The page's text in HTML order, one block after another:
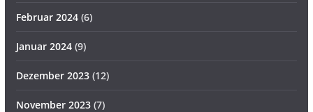
Februar 2024(6)
Januar 2024(9)
Dezember 2023(12)
November 2023(7)